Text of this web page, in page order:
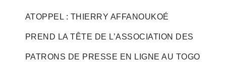
ATOPPEL : THIERRY AFFANOUKOÉ
PREND LA TÊTE DE L’ASSOCIATION DES
PATRONS DE PRESSE EN LIGNE AU TOGO